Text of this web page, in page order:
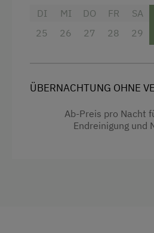
Neubau
DI
25
MI
26
DO
27
FR
28
SA
29
ÜBERNACHTUNG OHNE
Ab-Preis pro Nacht
Endreinigung und